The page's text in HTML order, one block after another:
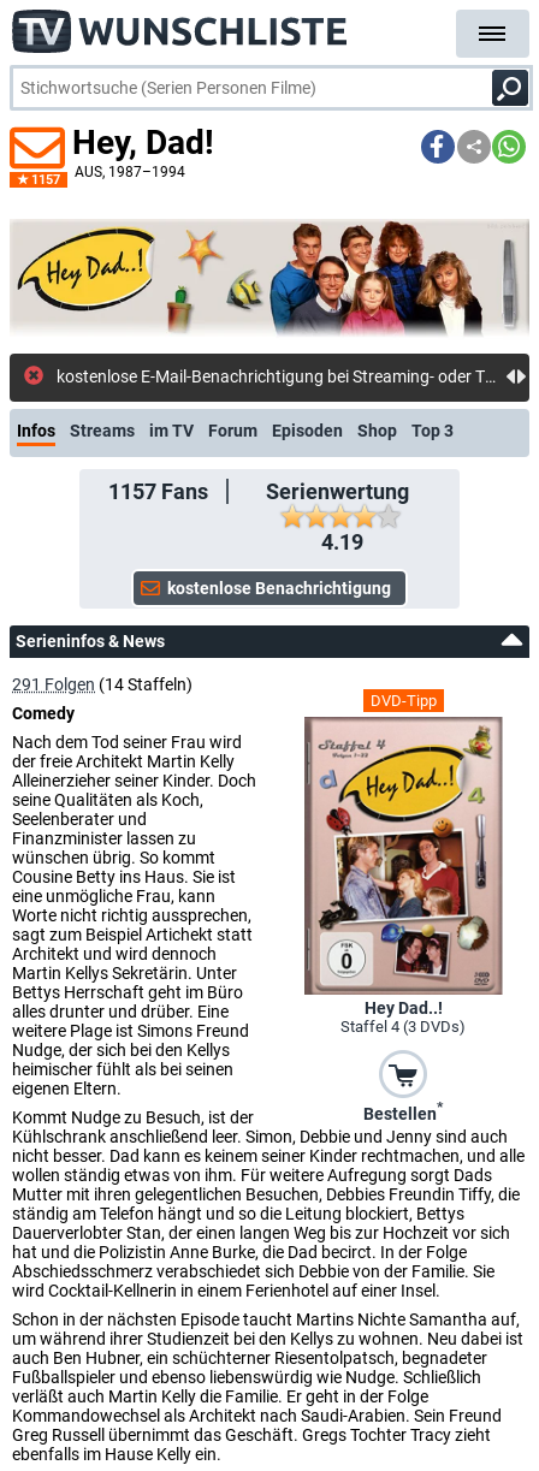
1157
Hey, Dad!
AUS, 1987–1994
kostenlose E-Mail-Benachrichtigung bei Streaming- oder TV-Start
Infos Streams im TV Forum Episoden Shop Top 3
1157Fans
Serienwertung
4.19
Serieninfos & News
DVD-Tipp
Hey Dad..!
Staffel 4 (3 DVDs)
Bestellen*
291 Folgen (14 Staffeln)
Comedy
Nach dem Tod seiner Frau wird
der freie Architekt Martin Kelly
Alleinerzieher seiner Kinder. Doch
seine Qualitäten als Koch,
Seelenberater und
Finanzminister lassen zu
wünschen übrig. So kommt
Cousine Betty ins Haus. Sie ist
eine unmögliche Frau, kann
Worte nicht richtig aussprechen,
sagt zum Beispiel Artichekt statt
Architekt und wird dennoch
Martin Kellys Sekretärin. Unter
Bettys Herrschaft geht im Büro
alles drunter und drüber. Eine
weitere Plage ist Simons Freund
Nudge, der sich bei den Kellys
heimischer fühlt als bei seinen
eigenen Eltern.
Kommt Nudge zu Besuch, ist der
Kühlschrank anschließend leer. Simon, Debbie und Jenny sind auch
nicht besser. Dad kann es keinem seiner Kinder rechtmachen, und alle
wollen ständig etwas von ihm. Für weitere Aufregung sorgt Dads
Mutter mit ihren gelegentlichen Besuchen, Debbies Freundin Tiffy, die
ständig am Telefon hängt und so die Leitung blockiert, Bettys
Dauerverlobter Stan, der einen langen Weg bis zur Hochzeit vor sich
hat und die Polizistin Anne Burke, die Dad becirct. In der Folge
Abschiedsschmerz verabschiedet sich Debbie von der Familie. Sie
wird Cocktail-Kellnerin in einem Ferienhotel auf einer Insel.
Schon in der nächsten Episode taucht Martins Nichte Samantha auf,
um während ihrer Studienzeit bei den Kellys zu wohnen. Neu dabei ist
auch Ben Hubner, ein schüchterner Riesentolpatsch, begnadeter
Fußballspieler und ebenso liebenswürdig wie Nudge. Schließlich
verläßt auch Martin Kelly die Familie. Er geht in der Folge
Kommandowechsel als Architekt nach Saudi-Arabien. Sein Freund
Greg Russell übernimmt das Geschäft. Gregs Tochter Tracy zieht
ebenfalls im Hause Kelly ein.